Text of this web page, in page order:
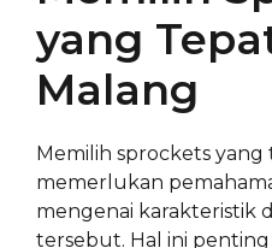
yang
Malang
Memilih sprockets yang
memerlukan
mengenai karakteristik
tersebut. Hal ini